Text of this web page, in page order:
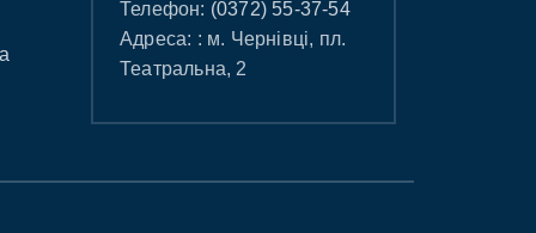
Телефон: (0372) 55-37-54
Адреса: : м. Чернівці, пл.
Театральна, 2